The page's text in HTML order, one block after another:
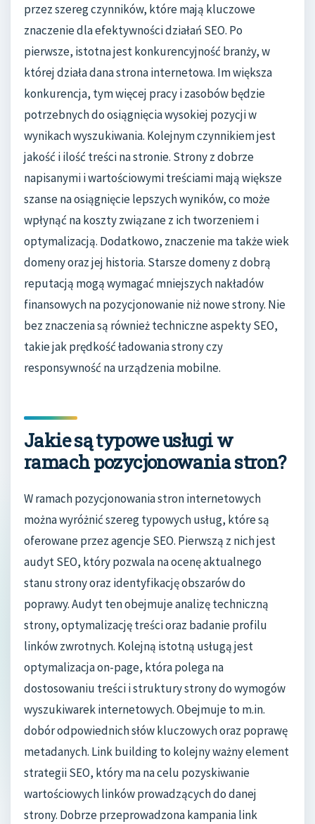
przez szereg czynników, które mają kluczowe
znaczenie dla efektywności działań SEO. Po
pierwsze, istotna jest konkurencyjność branży, w
której działa dana strona internetowa. Im większa
konkurencja, tym więcej pracy i zasobów będzie
potrzebnych do osiągnięcia wysokiej pozycji w
wynikach wyszukiwania. Kolejnym czynnikiem jest
jakość i ilość treści na stronie. Strony z dobrze
napisanymi i wartościowymi treściami mają większe
szanse na osiągnięcie lepszych wyników, co może
wpłynąć na koszty związane z ich tworzeniem i
optymalizacją. Dodatkowo, znaczenie ma także wiek
domeny oraz jej historia. Starsze domeny z dobrą
reputacją mogą wymagać mniejszych nakładów
finansowych na pozycjonowanie niż nowe strony. Nie
bez znaczenia są również techniczne aspekty SEO,
takie jak prędkość ładowania strony czy
responsywność na urządzenia mobilne.
Jakie są typowe usługi w
ramach pozycjonowania stron?
W ramach pozycjonowania stron internetowych
można wyróżnić szereg typowych usług, które są
oferowane przez agencje SEO. Pierwszą z nich jest
audyt SEO, który pozwala na ocenę aktualnego
stanu strony oraz identyfikację obszarów do
poprawy. Audyt ten obejmuje analizę techniczną
strony, optymalizację treści oraz badanie profilu
linków zwrotnych. Kolejną istotną usługą jest
optymalizacja on-page, która polega na
dostosowaniu treści i struktury strony do wymogów
wyszukiwarek internetowych. Obejmuje to m.in.
dobór odpowiednich słów kluczowych oraz poprawę
metadanych. Link building to kolejny ważny element
strategii SEO, który ma na celu pozyskiwanie
wartościowych linków prowadzących do danej
strony. Dobrze przeprowadzona kampania link